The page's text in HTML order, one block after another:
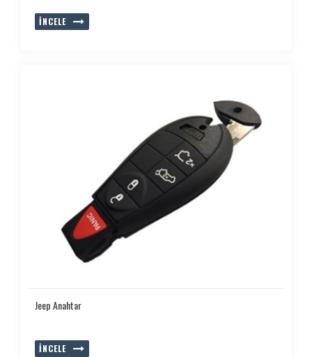
İNCELE
Jeep Anahtar
İNCELE